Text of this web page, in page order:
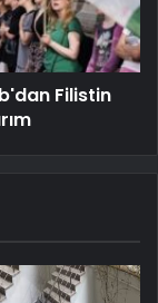
Filistin